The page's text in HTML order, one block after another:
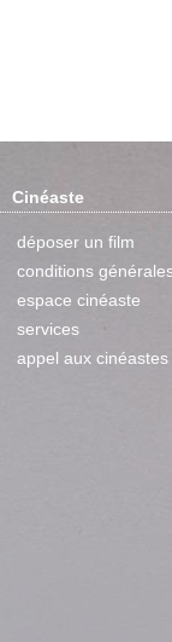
Cinéaste
déposer un film
conditions
espace cinéaste
services
appel aux cinéastes